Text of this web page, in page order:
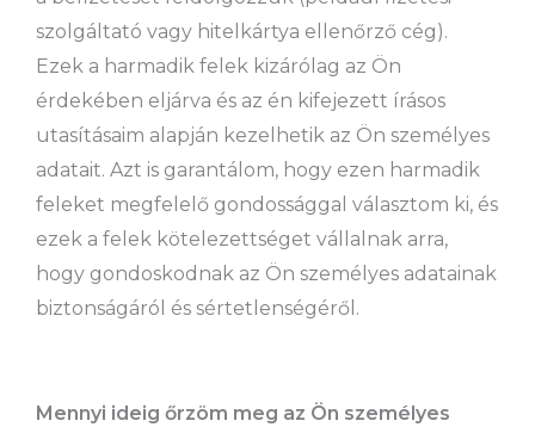
szolgáltató vagy hitelkártya ellenőrző cég).
Ezek a harmadik felek kizárólag az Ön
érdekében eljárva és az én kifejezett írásos
utasításaim alapján kezelhetik az Ön személyes
adatait. Azt is garantálom, hogy ezen harmadik
feleket megfelelő gondossággal választom ki, és
ezek a felek kötelezettséget vállalnak arra,
hogy gondoskodnak az Ön személyes adatainak
biztonságáról és sértetlenségéről.
Mennyi ideig őrzöm meg az Ön személyes